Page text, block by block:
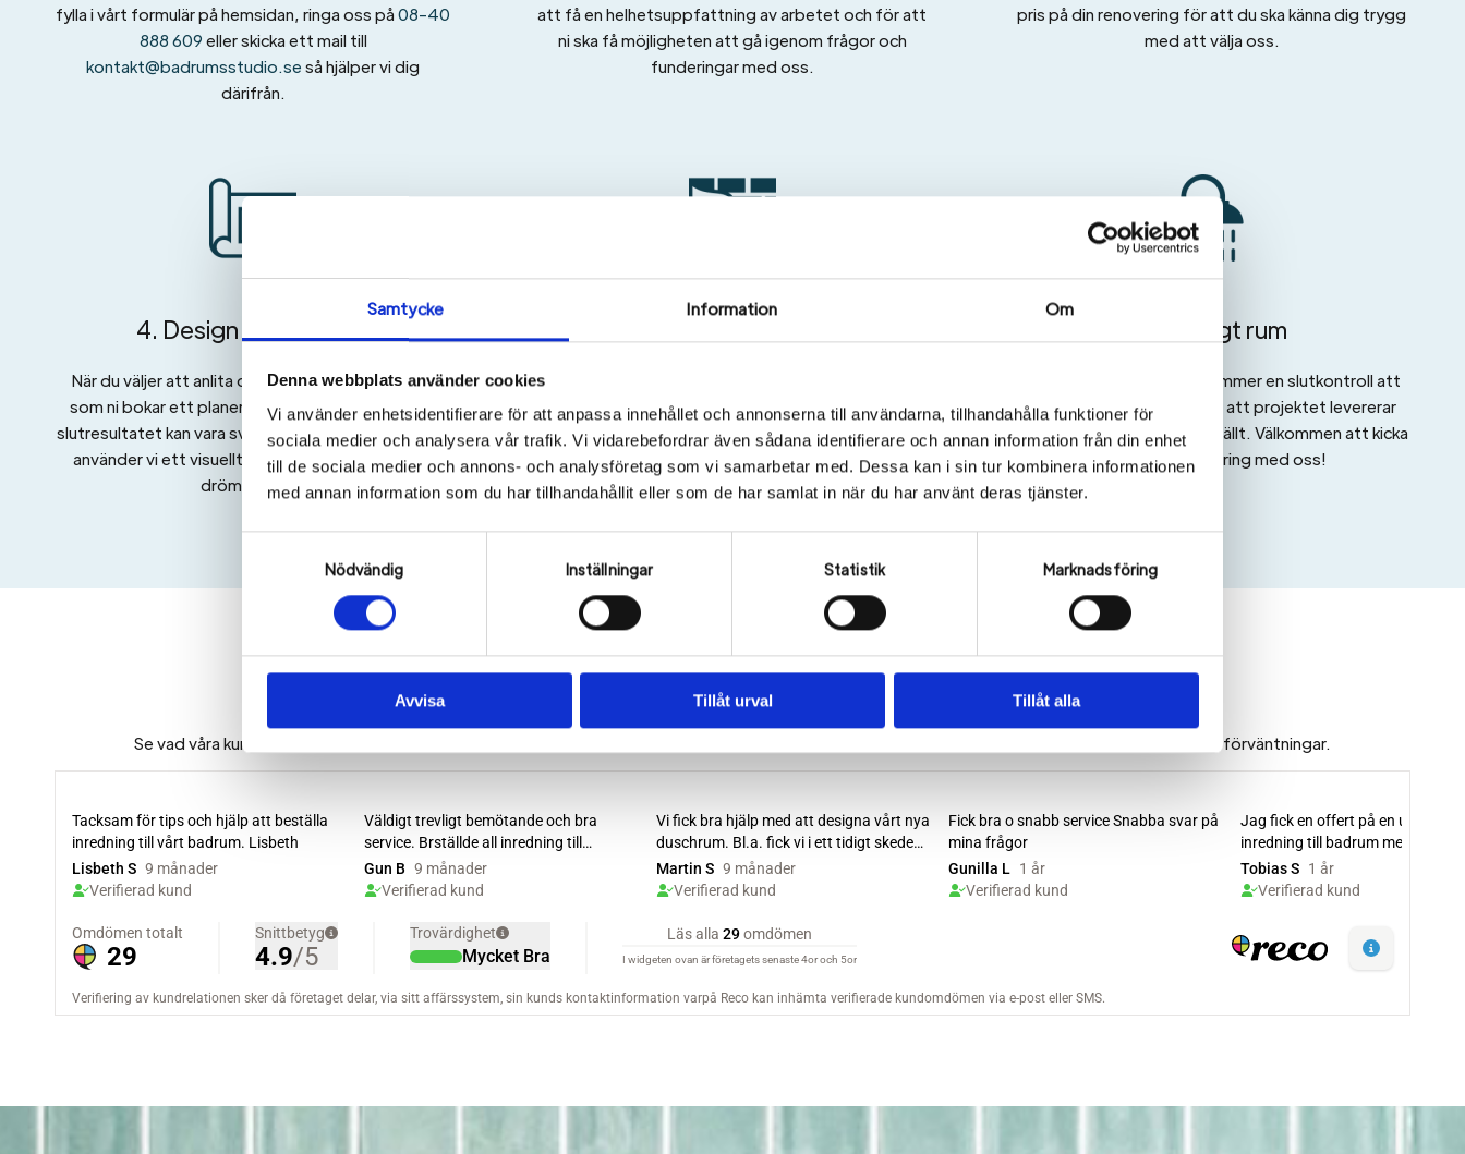
Samtycke Information Om
Denna webbplats använder cookies
Vi använder enhetsidentifierare för att anpassa innehållet och annonserna till användarna, tillhandahålla funktioner för
sociala medier och analysera vår trafik. Vi vidarebefordrar även sådana identifierare och annan information från din enhet
till de sociala medier och annons- och analysföretag som vi samarbetar med. Dessa kan i sin tur kombinera informationen
med annan information som du har tillhandahållit eller som de har samlat in när du har använt deras tjänster.
Nödvändig Inställningar Statistik Marknadsföring
Avvisa Tillåt urval Tillåt alla
fylla i vårt formulär på hemsidan, ringa oss på08-40
888 609 eller skicka ett mail till
kontakt@badrumsstudio.se så hjälper vi dig
därifrån.
att få en helhetsuppfattning av arbetet och för att
ni ska få möjligheten att gå igenom frågor och
funderingar med oss.
pris på din renovering för att du ska känna dig trygg
med att välja oss.
4. Design
När du väljer att anlita oss tilldelas ni en designer
som ni bokar ett planeringsmöte med. Vi vet att
slutresultatet kan vara svårt att föreställa sig, därav
använder vi ett visuellt program för att visa ditt
drömbadrum.
materialval är gjorda och hantverkarna är på plats för
att förverkliga ditt projekt, vare sig det är ett kök
eller ett badrum som görs om.
6. Färdigt rum
När renoveringen är klar kommer en slutkontroll att
utföras för att säkerställa att projektet levererar
precis enligt det ni har beställt. Välkommen att kicka
igång din renovering med oss!
Vad säger våra kunder?
Se vad våra kunder säger om oss på Badrumsstudion. Vi sätter alltid kunden i fokus för att du ska känna att resultatet vi levererar når upp till dina förväntningar.